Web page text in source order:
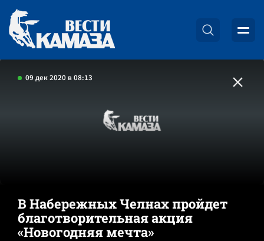
09 дек 2020 в 08:13
В Набережных Челнах пройдет
благотворительная акция
«Новогодняя мечта»